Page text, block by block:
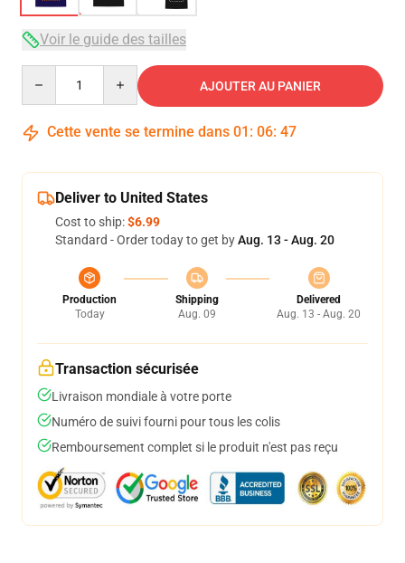
Voir le guide des tailles
AJOUTER AU PANIER
Cette vente se termine dans 01 : 06: 46
Deliver to United States
Cost to ship:$6.99
Standard - Order today to get byAug. 13 - Aug. 20
Production
Today
Shipping
Aug. 09
Delivered
Aug. 13 - Aug. 20
Transaction sécurisée
Livraison mondiale à votre porte
Numéro de suivi fourni pour tous les colis
Remboursement complet si le produit n'est pas reçu